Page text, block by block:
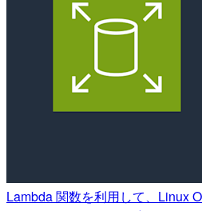
Lambda 関数を利用して、Linux